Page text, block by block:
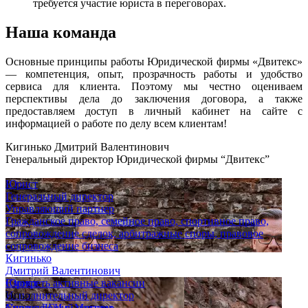
требуется участие юриста в переговорах.
Наша команда
Основные принципы работы Юридической фирмы «Двитекс»
— компетенция, опыт, прозрачность работы и удобство
сервиса для клиента. Поэтому мы честно оцениваем
перспективы дела до заключения договора, а также
предоставляем доступ в личный кабинет на сайте с
информацией о работе по делу всем клиентам!
Кигинько Дмитрий Валентинович
Генеральный директор Юридической фирмы “Двитекс”
Юрист
Генеральный директор
Управляющий партнер
Гражданское право, семейное право, спортивное право,
сопровождение сделок, арбитражные споры, правовое
сопровождение бизнеса
Кигинько
Дмитрий Валентинович
Юрист
Исполнительный директор
Смотреть активные вакансии
Опыт